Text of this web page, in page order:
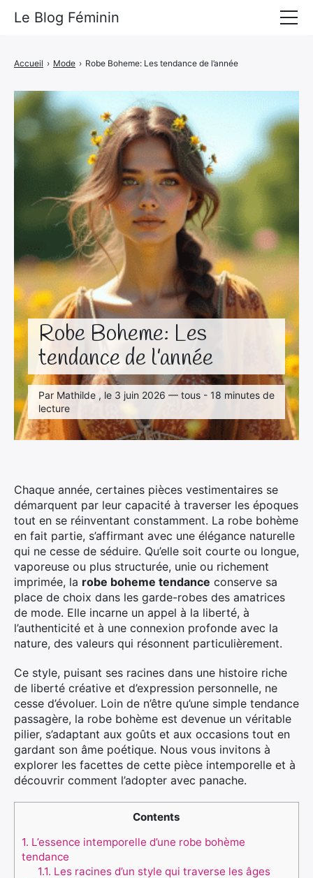
Robe Boheme: Les
tendance de l’année
Par Mathilde , le 3 juin 2026 — tous - 18 minutes de
lecture
Accueil › Mode › Robe Boheme: Les tendance de l’année
Chaque année, certaines pièces vestimentaires se
démarquent par leur capacité à traverser les époques
tout en se réinventant constamment. La robe bohème
en fait partie, s’affirmant avec une élégance naturelle
qui ne cesse de séduire. Qu’elle soit courte ou longue,
vaporeuse ou plus structurée, unie ou richement
imprimée, la robe boheme tendance conserve sa
place de choix dans les garde-robes des amatrices
de mode. Elle incarne un appel à la liberté, à
l’authenticité et à une connexion profonde avec la
nature, des valeurs qui résonnent particulièrement.
Ce style, puisant ses racines dans une histoire riche
de liberté créative et d’expression personnelle, ne
cesse d’évoluer. Loin de n’être qu’une simple tendance
passagère, la robe bohème est devenue un véritable
pilier, s’adaptant aux goûts et aux occasions tout en
gardant son âme poétique. Nous vous invitons à
explorer les facettes de cette pièce intemporelle et à
découvrir comment l’adopter avec panache.
Contents
1. L’essence intemporelle d’une robe bohème
tendance
1.1. Les racines d’un style qui traverse les âges
Le Blog Féminin
Beauté
Bien-être
Voyages
Déco & Maison
Amour